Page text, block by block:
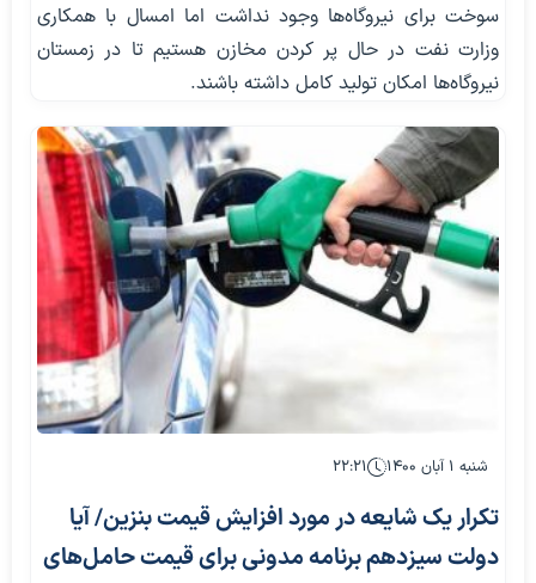
سوخت برای نیروگاه‌ها وجود نداشت اما امسال با همکاری
وزارت نفت در حال پر کردن مخازن هستیم تا در زمستان
نیروگاه‌ها امکان تولید کامل داشته باشند.
شنبه ۱ آبان ۱۴۰۰ ۲۲:۲۱
تکرار یک شایعه در مورد افزایش قیمت بنزین/ آیا
دولت سیزدهم برنامه مدونی برای قیمت حامل‌های